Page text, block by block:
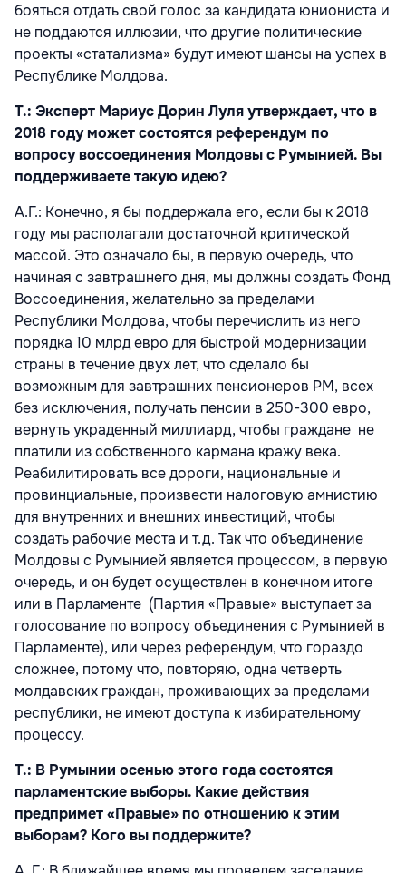
бояться отдать свой голос за кандидата юниониста и
не поддаются иллюзии, что другие политические
проекты «статализма» будут имеют шансы на успех в
Республике Молдова.
Т.: Эксперт Мариус Дорин Луля утверждает, что в
2018 году может состоятся референдум по
вопросу воссоединения Молдовы с Румынией. Вы
поддерживаете такую идею?
A.Г.: Конечно, я бы поддержала его, если бы к 2018
году мы располагали достаточной критической
массой. Это означало бы, в первую очередь, что
начиная с завтрашнего дня, мы должны создать Фонд
Воссоединения, желательно за пределами
Республики Молдова, чтобы перечислить из него
порядка 10 млрд евро для быстрой модернизации
страны в течение двух лет, что сделало бы
возможным для завтрашних пенсионеров РМ, всех
без исключения, получать пенсии в 250-300 евро,
вернуть украденный миллиард, чтобы граждане не
платили из собственного кармана кражу века.
Реабилитировать все дороги, национальные и
провинциальные, произвести налоговую амнистию
для внутренних и внешних инвестиций, чтобы
создать рабочие места и т.д. Так что объединение
Молдовы с Румынией является процессом, в первую
очередь, и он будет осуществлен в конечном итоге
или в Парламенте (Партия «Правые» выступает за
голосование по вопросу объединения с Румынией в
Парламенте), или через референдум, что гораздо
сложнее, потому что, повторяю, одна четверть
молдавских граждан, проживающих за пределами
республики, не имеют доступа к избирательному
процессу.
Т.: В Румынии осенью этого года состоятся
парламентские выборы. Какие действия
предпримет «Правые» по отношению к этим
выборам? Кого вы поддержите?